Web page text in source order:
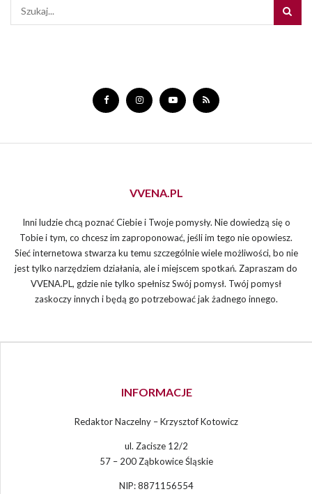
VVENA.PL
Inni ludzie chcą poznać Ciebie i Twoje pomysły. Nie dowiedzą się o
Tobie i tym, co chcesz im zaproponować, jeśli im tego nie opowiesz.
Sieć internetowa stwarza ku temu szczególnie wiele możliwości, bo nie
jest tylko narzędziem działania, ale i miejscem spotkań. Zapraszam do
VVENA.PL, gdzie nie tylko spełnisz Swój pomysł. Twój pomysł
zaskoczy innych i będą go potrzebować jak żadnego innego.
INFORMACJE
Redaktor Naczelny – Krzysztof Kotowicz
ul. Zacisze 12/2
57 – 200 Ząbkowice Śląskie
NIP: 8871156554